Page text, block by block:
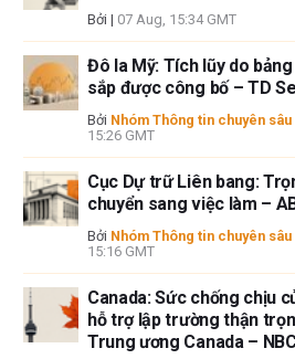
Bởi | 07 Aug, 15:34 GMT
Đô la Mỹ: Tích lũy do
sắp được công bố – TD
Bởi Nhóm Thông tin chuyên
15:26 GMT
Cục Dự trữ Liên bang:
chuyển sang việc làm –
Bởi Nhóm Thông tin chuyên
15:16 GMT
Canada: Sức chống chịu
hỗ trợ lập trường thận
Trung ương Canada –